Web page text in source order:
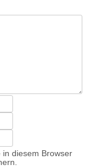
in diesem Browser